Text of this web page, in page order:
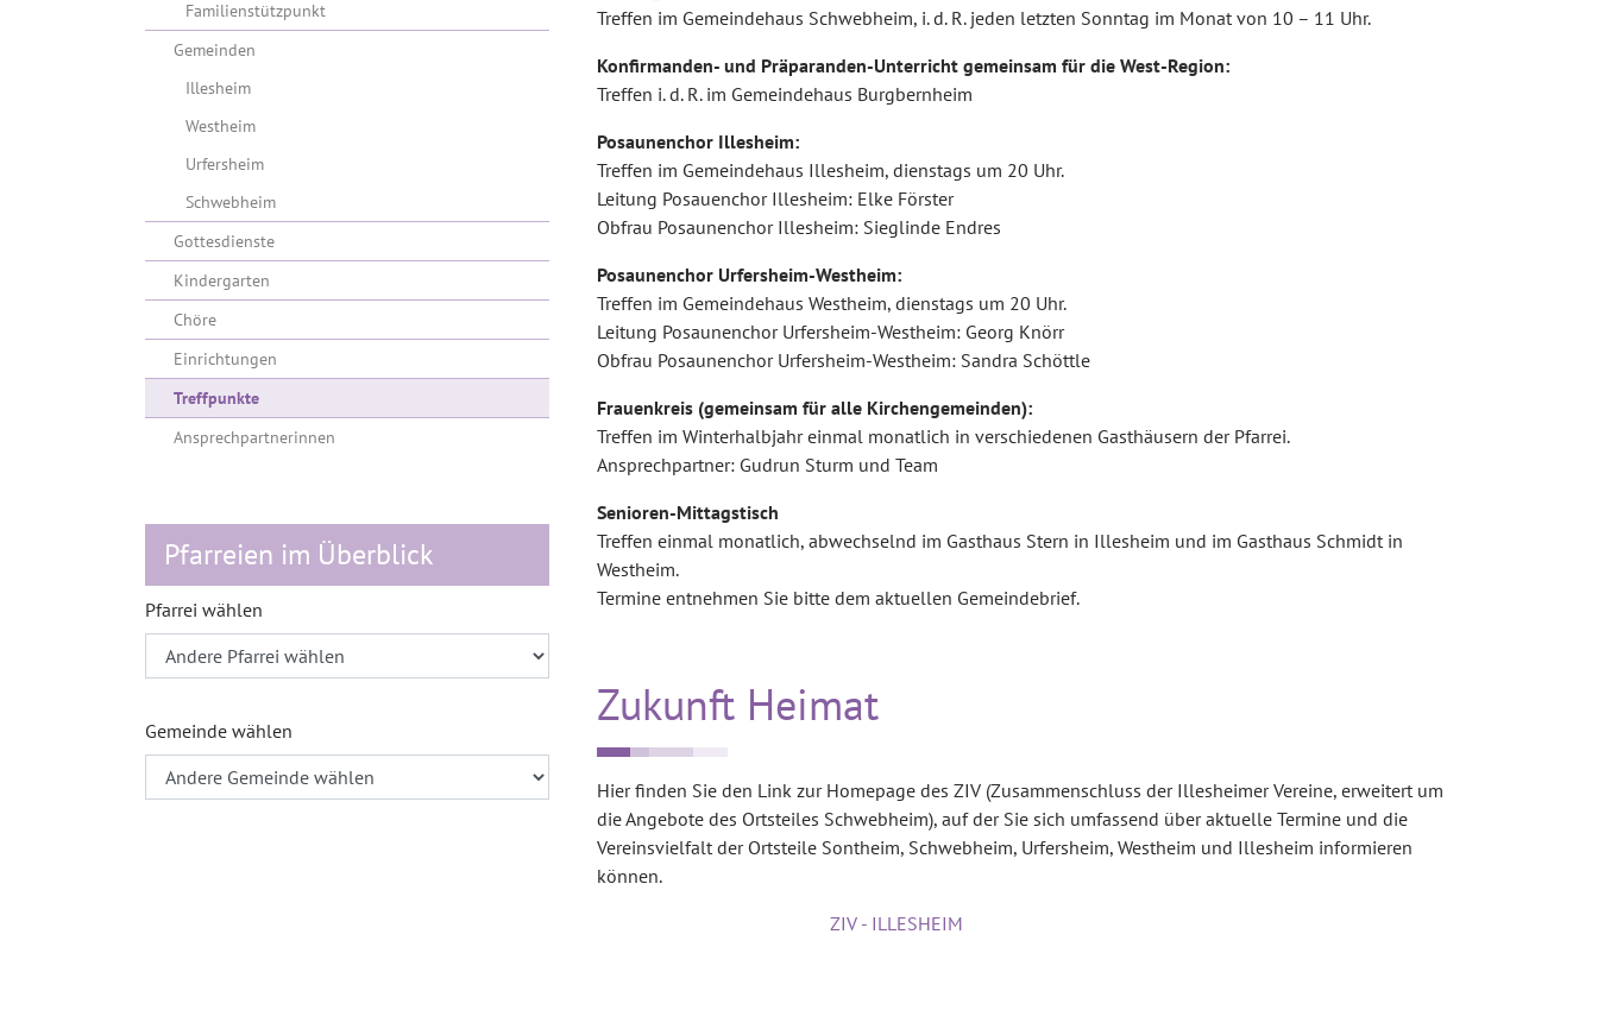
Familienstützpunkt
Gemeinden
Illesheim
Westheim
Urfersheim
Schwebheim
Gottesdienste
Kindergarten
Chöre
Einrichtungen
Treffpunkte(current)
Ansprechpartnerinnen
Pfarreien im Überblick
Pfarrei wählen
Gemeinde wählen
Treffen im Gemeindehaus Schwebheim, i. d. R. jeden letzten Sonntag im Monat von 10 – 11 Uhr.
Konfirmanden- und Präparanden-Unterricht gemeinsam für die West-Region:
Treffen i. d. R. im Gemeindehaus Burgbernheim
Posaunenchor Illesheim:
Treffen im Gemeindehaus Illesheim, dienstags um 20 Uhr.
Leitung Posauenchor Illesheim: Elke Förster
Obfrau Posaunenchor Illesheim: Sieglinde Endres
Posaunenchor Urfersheim-Westheim:
Treffen im Gemeindehaus Westheim, dienstags um 20 Uhr.
Leitung Posaunenchor Urfersheim-Westheim: Georg Knörr
Obfrau Posaunenchor Urfersheim-Westheim: Sandra Schöttle
Frauenkreis (gemeinsam für alle Kirchengemeinden):
Treffen im Winterhalbjahr einmal monatlich in verschiedenen Gasthäusern der Pfarrei.
Ansprechpartner: Gudrun Sturm und Team
Senioren-Mittagstisch
Treffen einmal monatlich, abwechselnd im Gasthaus Stern in Illesheim und im Gasthaus Schmidt in
Westheim.
Termine entnehmen Sie bitte dem aktuellen Gemeindebrief.
Zukunft Heimat
Hier finden Sie den Link zur Homepage des ZIV (Zusammenschluss der Illesheimer Vereine, erweitert um
die Angebote des Ortsteiles Schwebheim), auf der Sie sich umfassend über aktuelle Termine und die
Vereinsvielfalt der Ortsteile Sontheim, Schwebheim, Urfersheim, Westheim und Illesheim informieren
können.
ZIV - ILLESHEIM